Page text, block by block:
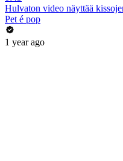
Hulvaton video näyttää
Pet é pop
1 year ago